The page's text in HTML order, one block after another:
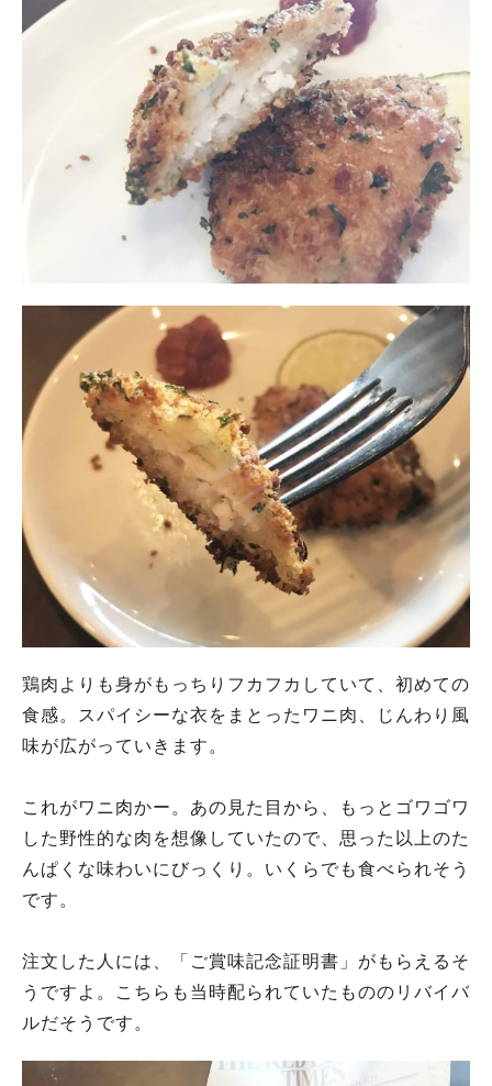
鶏肉よりも身がもっちりフカフカしていて、初めての
食感。スパイシーな衣をまとったワニ肉、じんわり風
味が広がっていきます。
これがワニ肉かー。あの見た目から、もっとゴワゴワ
した野性的な肉を想像していたので、思った以上のた
んぱくな味わいにびっくり。いくらでも食べられそう
です。
注文した人には、「ご賞味記念証明書」がもらえるそ
うですよ。こちらも当時配られていたもののリバイバ
ルだそうです。